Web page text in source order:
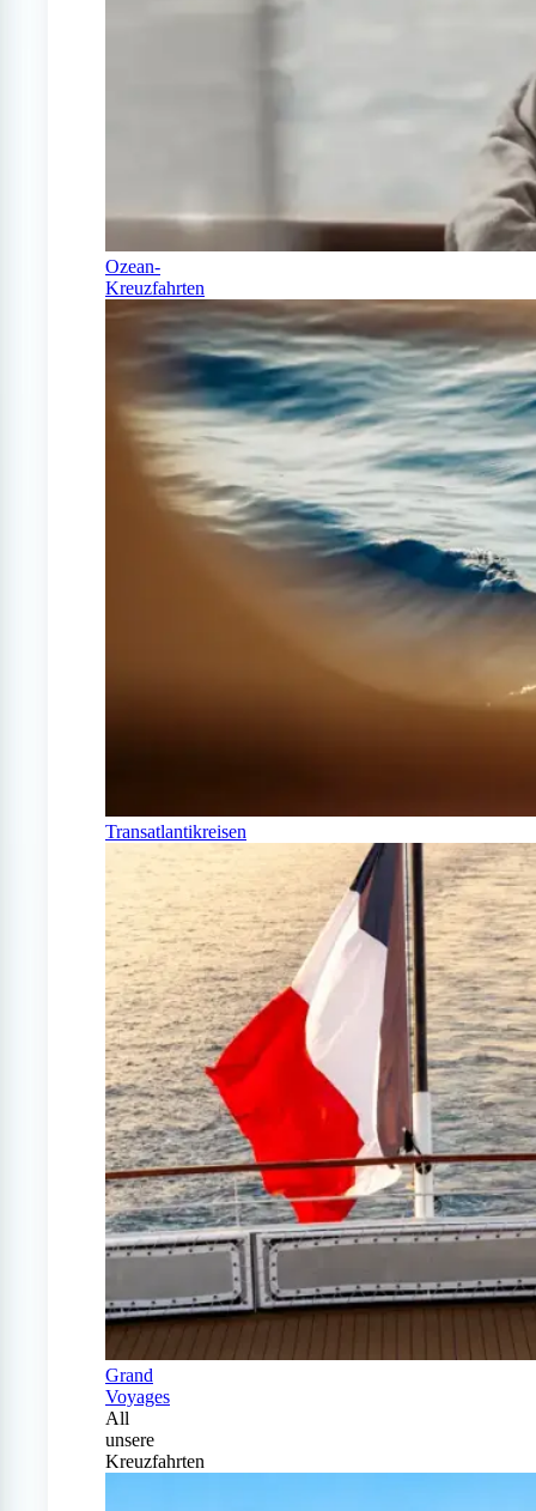
Ozean-
Kreuzfahrten
Transatlantikreisen
Grand
Voyages
All
unsere
Kreuzfahrten